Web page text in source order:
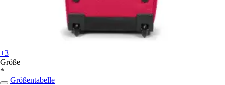
+3
Größe
*
Größentabelle